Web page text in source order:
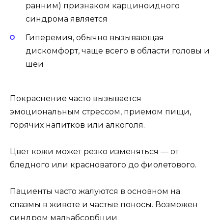
ранним) признаком карциноидного
синдрома является
Гиперемия, обычно вызывающая
дискомфорт, чаще всего в области головы и
шеи
Покраснение часто вызывается
эмоциональным стрессом, приемом пищи,
горячих напитков или алкоголя.
Цвет кожи может резко изменяться — от
бледного или красноватого до фиолетового.
Пациенты часто жалуются в основном на
спазмы в животе и частые поносы. Возможен
синдром мальабсорбции.